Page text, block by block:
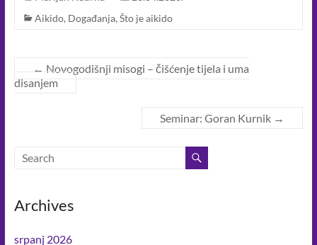
b
o
n
er p
n
Aikido, Događanja, Što je aikido
← Novogodišnji misogi – čišćenje tijela i uma
disanjem
Seminar: Goran Kurnik →
Archives
srpanj 2026